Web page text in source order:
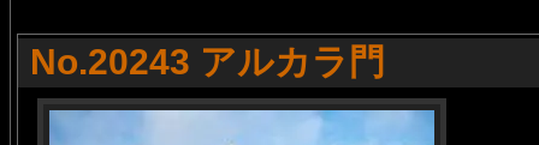
No.20243 アルカラ門